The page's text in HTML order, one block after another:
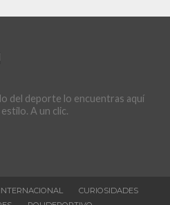
del deporte lo encuentras aquí
A un clic.
INTERNACIONAL
CURIOSIDADES